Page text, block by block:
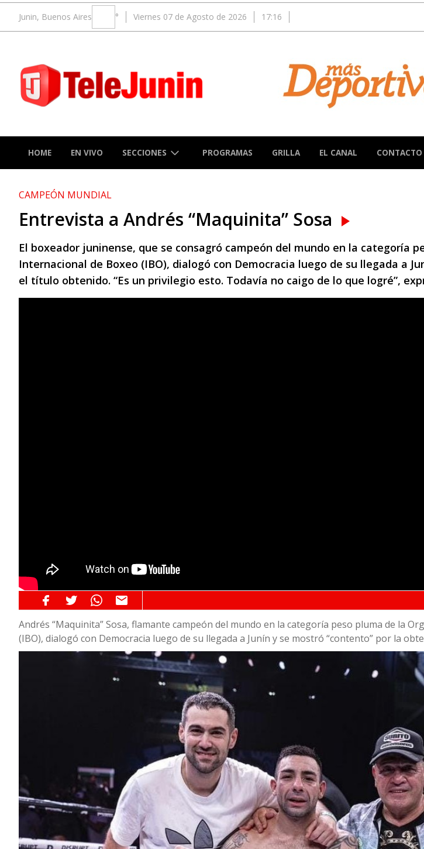
Junin, Buenos Aires ° Viernes 07 de Agosto de 2026 17:16
HOME EN VIVO SECCIONES PROGRAMAS GRILLA EL CANAL CONTACTO
CAMPEÓN MUNDIAL
Entrevista a Andrés “Maquinita” Sosa
El boxeador juninense, que se consagró campeón del mundo en la categoría
Internacional de Boxeo (IBO), dialogó con Democracia luego de su llegada a
el título obtenido. “Es un privilegio esto. Todavía no caigo de lo que logré”,
Andrés “Maquinita” Sosa, flamante campeón del mundo en la categoría peso pluma de la
(IBO), dialogó con Democracia luego de su llegada a Junín y se mostró “contento” por la